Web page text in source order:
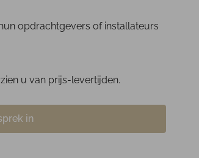
opdrachtgevers of installateurs
u van prijs-levertijden.
in